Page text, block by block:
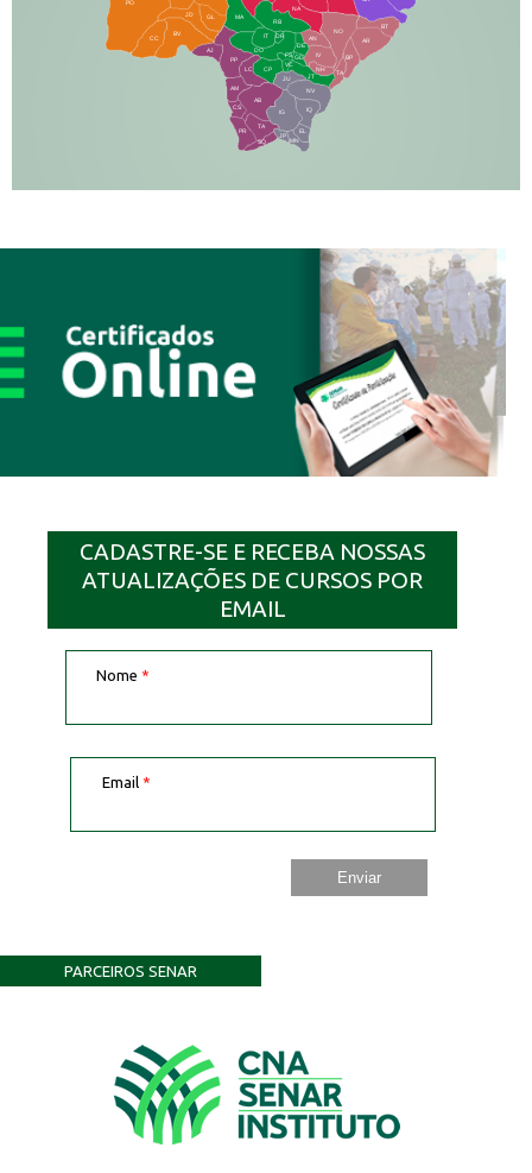
BT
AR
NA
TA
NH
JT
RB
MA
IT
DR
DO
CP
JU
NV
IQ
EL
JD
PO
BV
CC
PP
AJ
LC
AM
AB
JP
CS
PR
TA
SQ
IG
MN
NO
BP
GL
AN
IV
FS
VC
GD
DE
CADASTRE-SE E RECEBA NOSSAS
ATUALIZAÇÕES DE CURSOS POR
EMAIL
Nome *
Email *
PARCEIROS SENAR